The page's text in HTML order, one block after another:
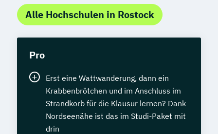
Alle Hochschulen in Rostock
Pro
Erst eine Wattwanderung, dann ein
Krabbenbrötchen und im Anschluss im
Strandkorb für die Klausur lernen? Dank
Nordseenähe ist das im Studi-Paket mit
drin